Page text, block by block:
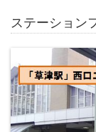
ステーション